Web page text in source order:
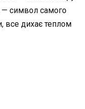
— символ самого
все дихає теплом